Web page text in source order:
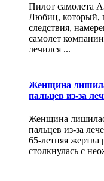
Пилот самолета
Любиц, который,
следствия,
самолет
лечился ...
Женщина
пальцев из-за
Женщина
пальцев из-за
65-летняя жертва
столкнулась с